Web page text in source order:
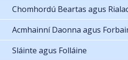
Chomhordú Beartas agus
Acmhainní Daonna agus
Sláinte agus Folláine